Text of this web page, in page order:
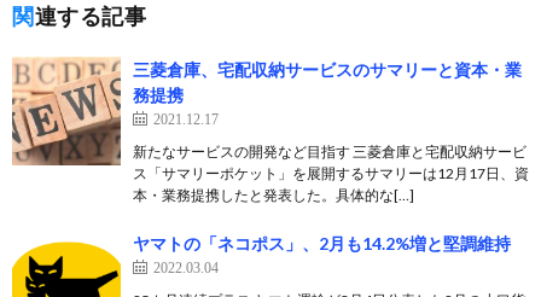
関連する記事
三菱倉庫、宅配収納サービスのサマリーと資本・業
務提携
2021.12.17
新たなサービスの開発など目指す 三菱倉庫と宅配収納サービ
ス「サマリーポケット」を展開するサマリーは12月17日、資
本・業務提携したと発表した。具体的な[…]
ヤマトの「ネコポス」、2月も14.2%増と堅調維持
2022.03.04